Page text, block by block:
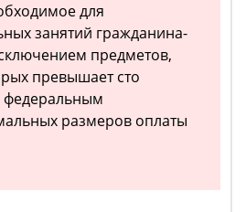
для
занятий гражданина-
предметов,
превышает сто
федеральным
размеров оплаты